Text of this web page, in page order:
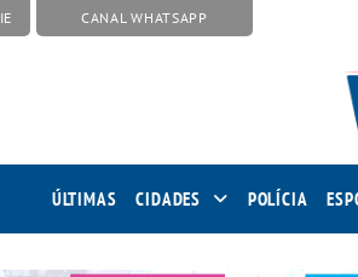
CANAL WHATSAPP
ÚLTIMAS CIDADES POLÍCIA